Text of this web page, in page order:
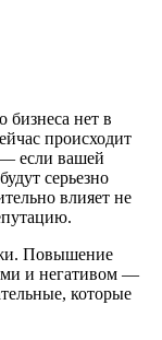
бизнеса нет в
происходит
— если вашей
серьезно
влияет не
Повышение
и негативом —
которые